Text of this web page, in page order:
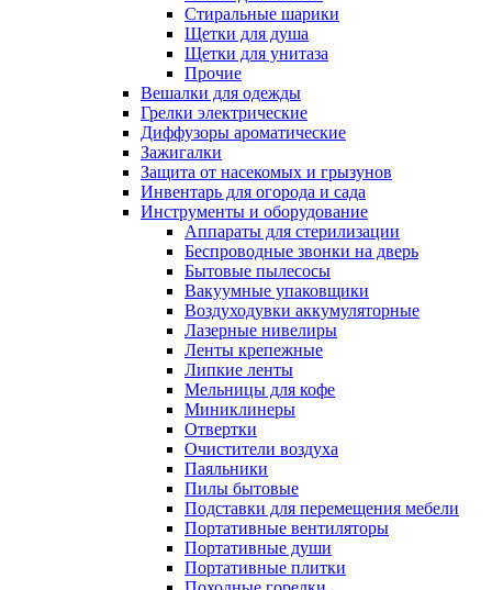
Стиральные шарики
Щетки для душа
Щетки для унитаза
Прочие
Вешалки для одежды
Грелки электрические
Диффузоры ароматические
Зажигалки
Защита от насекомых и грызунов
Инвентарь для огорода и сада
Инструменты и оборудование
Аппараты для стерилизации
Беспроводные звонки на дверь
Бытовые пылесосы
Вакуумные упаковщики
Воздуходувки аккумуляторные
Лазерные нивелиры
Ленты крепежные
Липкие ленты
Мельницы для кофе
Миниклинеры
Отвертки
Очистители воздуха
Паяльники
Пилы бытовые
Подставки для перемещения мебели
Портативные вентиляторы
Портативные души
Портативные плитки